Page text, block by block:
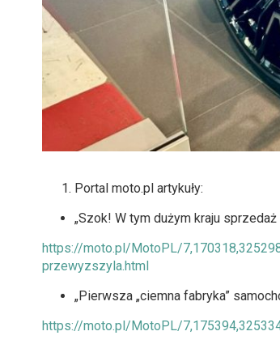
Portal moto.pl artykuły:
„Szok! W tym dużym kraju
https://moto.pl/MotoPL/
przewyzszyla.html
„Pierwsza „ciemna fabryka”
https://moto.pl/MotoPL/